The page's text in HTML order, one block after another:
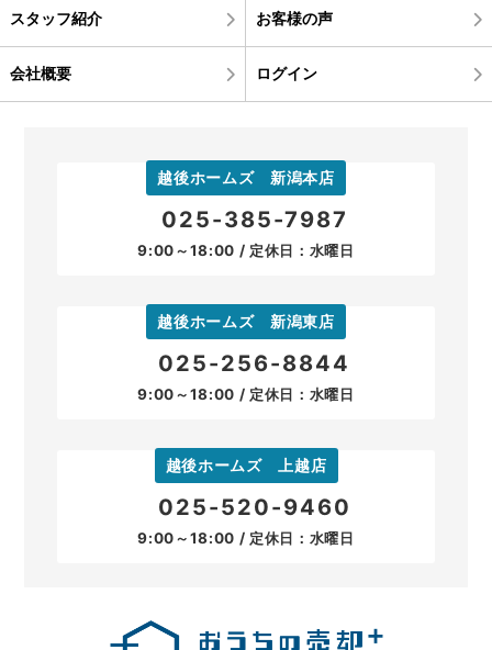
スタッフ紹介 お客様の声
会社概要 ログイン
越後ホームズ 新潟本店
025-385-7987
9:00～18:00 / 定休日：水曜日
越後ホームズ 新潟東店
025-256-8844
9:00～18:00 / 定休日：水曜日
越後ホームズ 上越店
025-520-9460
9:00～18:00 / 定休日：水曜日